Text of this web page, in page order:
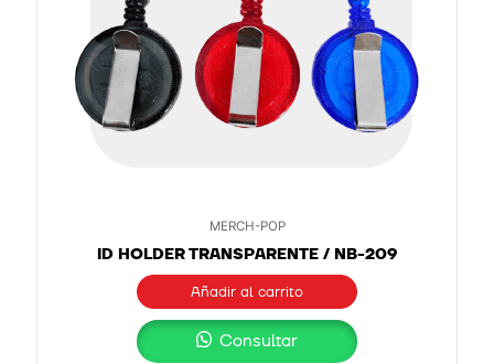
MERCH-POP
ID HOLDER TRANSPARENTE / NB-209
Añadir al carrito
Consultar